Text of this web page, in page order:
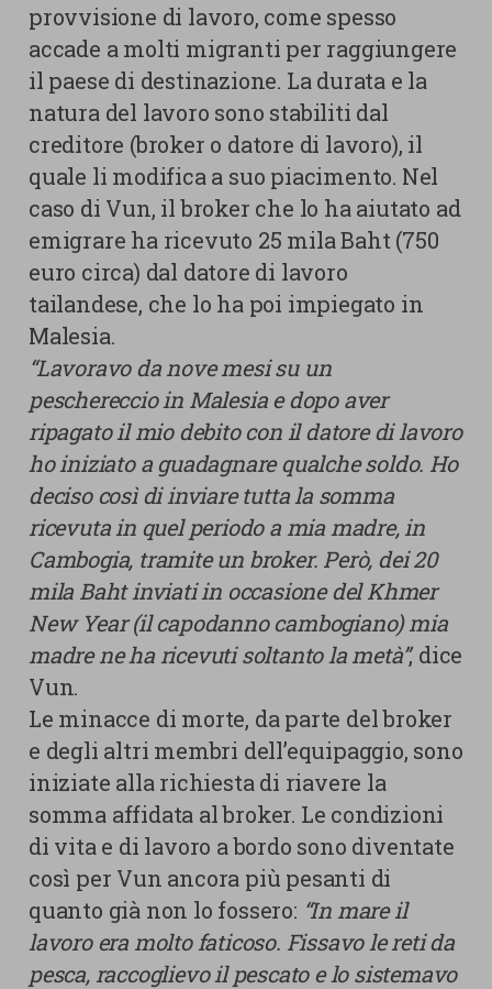
provvisione di lavoro, come spesso
accade a molti migranti per raggiungere
il paese di destinazione. La durata e la
natura del lavoro sono stabiliti dal
creditore (broker o datore di lavoro), il
quale li modifica a suo piacimento. Nel
caso di Vun, il broker che lo ha aiutato ad
emigrare ha ricevuto 25 mila Baht (750
euro circa) dal datore di lavoro
tailandese, che lo ha poi impiegato in
Malesia.
“Lavoravo da nove mesi su un
peschereccio in Malesia e dopo aver
ripagato il mio debito con il datore di lavoro
ho iniziato a guadagnare qualche soldo. Ho
deciso così di inviare tutta la somma
ricevuta in quel periodo a mia madre, in
Cambogia, tramite un broker. Però, dei 20
mila Baht inviati in occasione del Khmer
New Year (il capodanno cambogiano) mia
madre ne ha ricevuti soltanto la metà”, dice
Vun.
Le minacce di morte, da parte del broker
e degli altri membri dell’equipaggio, sono
iniziate alla richiesta di riavere la
somma affidata al broker. Le condizioni
di vita e di lavoro a bordo sono diventate
così per Vun ancora più pesanti di
quanto già non lo fossero: “In mare il
lavoro era molto faticoso. Fissavo le reti da
pesca, raccoglievo il pescato e lo sistemavo